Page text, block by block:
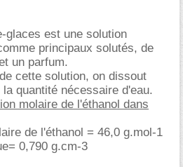
glaces est une solution
principaux solutés, de
un parfum.
cette solution, on dissout
quantité nécessaire d'eau.
molaire de l'éthanol dans
de l'éthanol = 46,0 g.mol-1
0,790 g.cm-3